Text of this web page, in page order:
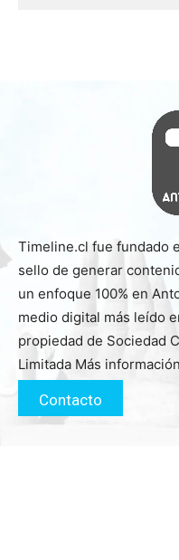
Timeline.cl fue fundado
sello de generar
un enfoque 100% en
medio digital más leído
propiedad de Sociedad
Limitada Más
Contacto